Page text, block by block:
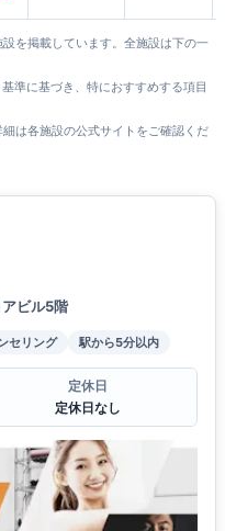
を掲載しています。全施設は下の一
準に基づき、特におすすめする項目
は各施設の公式サイトをご確認くだ
ビル5階
セリング 駅から5分以内
定休日
定休日なし